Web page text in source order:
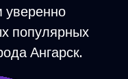
уверенно
популярных
Ангарск.